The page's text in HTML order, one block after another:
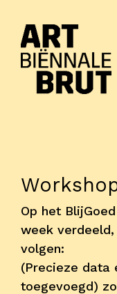
Home
Exposanten
2026
Archief
Op het
week
volgen:
(Precieze data
toegevoegd)